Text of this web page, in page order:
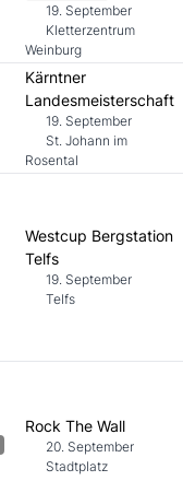
19. September
Kletterzentrum
Weinburg
Kärntner
Landesmeisterschaft
19. September
St. Johann im
Rosental
Westcup Bergstation
Telfs
19. September
Telfs
Rock The Wall
20. September
Stadtplatz